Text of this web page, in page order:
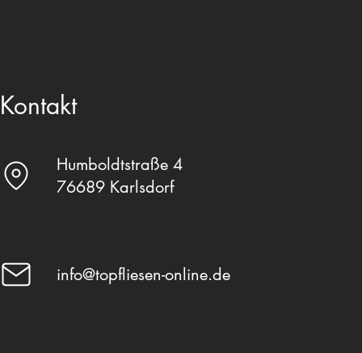
Kontakt
Humboldtstraße 4
76689 Karlsdorf
info@topfliesen-online.de